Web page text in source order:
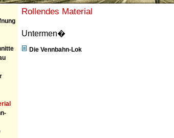
Rollendes Material
Untermen�
Die Vennbahn-Lok